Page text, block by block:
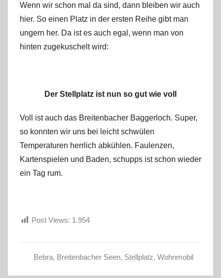
n
M
a
Wenn wir schon mal da sind, dann bleiben wir auch
hier. So einen Platz in der ersten Reihe gibt man
ungern her. Da ist es auch egal, wenn man von
hinten zugekuschelt wird:
Der Stellplatz ist nun so gut wie voll
Voll ist auch das Breitenbacher Baggerloch. Super,
so konnten wir uns bei leicht schwülen
Temperaturen herrlich abkühlen. Faulenzen,
Kartenspielen und Baden, schupps ist schon wieder
ein Tag rum.
Post Views: 1.954
Bebra, Breitenbacher Seen, Stellplatz, Wohnmobil